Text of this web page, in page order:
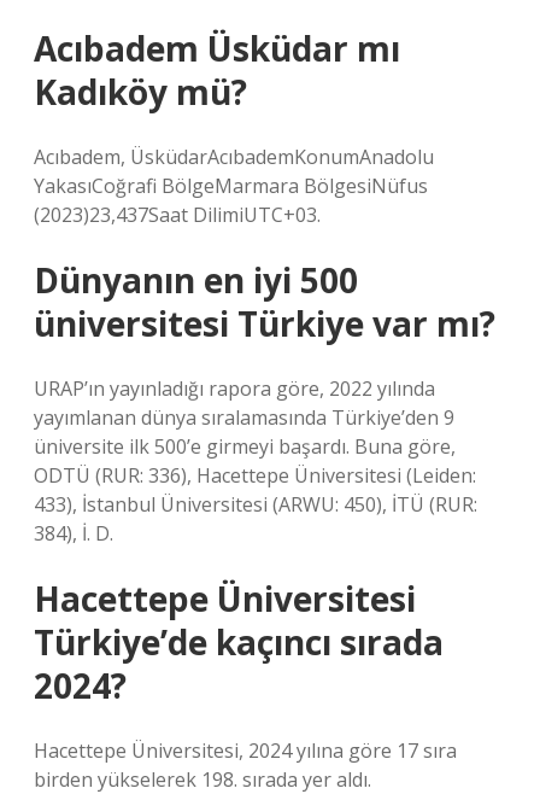
Acıbadem Üsküdar mı
Kadıköy mü?
Acıbadem, ÜsküdarAcıbademKonumAnadolu
YakasıCoğrafi BölgeMarmara BölgesiNüfus
(2023)23,437Saat DilimiUTC+03.
Dünyanın en iyi 500
üniversitesi Türkiye var mı?
URAP’ın yayınladığı rapora göre, 2022 yılında
yayımlanan dünya sıralamasında Türkiye’den 9
üniversite ilk 500’e girmeyi başardı. Buna göre,
ODTÜ (RUR: 336), Hacettepe Üniversitesi (Leiden:
433), İstanbul Üniversitesi (ARWU: 450), İTÜ (RUR:
384), İ. D.
Hacettepe Üniversitesi
Türkiye’de kaçıncı sırada
2024?
Hacettepe Üniversitesi, 2024 yılına göre 17 sıra
birden yükselerek 198. sırada yer aldı.